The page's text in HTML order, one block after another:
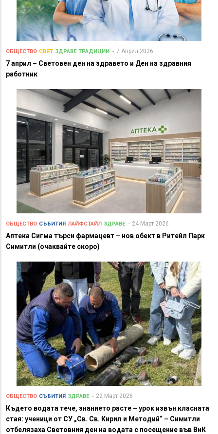
ОБЩЕСТВО СВЯТ ЗДРАВЕ ТРАДИЦИИ 7 Април 2026
7 април – Световен ден на здравето и Ден на здравния
работник
ОБЩЕСТВО СЪБИТИЯ ЛАЙФСТАЙЛ ЗДРАВЕ 24 Март 2026
Аптека Сигма търси фармацевт – нов обект в Ритейл Парк
Симитли (очаквайте скоро)
ОБЩЕСТВО СЪБИТИЯ ЗДРАВЕ 22 Март 2026
Където водата тече, знанието расте – урок извън класната
стая: ученици от СУ „Св. Св. Кирил и Методий“ – Симитли
отбелязаха Световния ден на водата с посещение във ВиК